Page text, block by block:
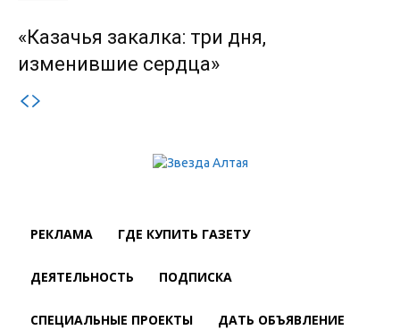
«Казачья закалка: три дня,
изменившие сердца»
РЕКЛАМА ГДЕ КУПИТЬ ГАЗЕТУ
ДЕЯТЕЛЬНОСТЬ ПОДПИСКА
СПЕЦИАЛЬНЫЕ ПРОЕКТЫ ДАТЬ ОБЪЯВЛЕНИЕ